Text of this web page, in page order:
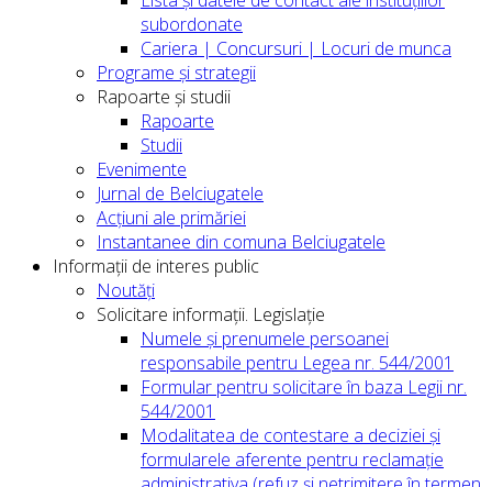
subordonate
Cariera | Concursuri | Locuri de munca
Programe și strategii
Rapoarte și studii
Rapoarte
Studii
Evenimente
Jurnal de Belciugatele
Acțiuni ale primăriei
Instantanee din comuna Belciugatele
Informații de interes public
Noutăți
Solicitare informații. Legislație
Numele și prenumele persoanei
responsabile pentru Legea nr. 544/2001
Formular pentru solicitare în baza Legii nr.
544/2001
Modalitatea de contestare a deciziei și
formularele aferente pentru reclamație